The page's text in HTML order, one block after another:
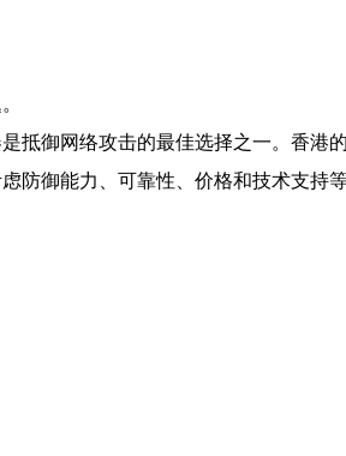
抵御网络攻击的最佳选择之一。香港
御能力、可靠性、价格和技术支持